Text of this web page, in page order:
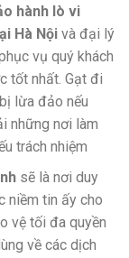
hành lò vi
Hà Nội và đại lý
vụ quý khách
tốt nhất. Gạt đi
lừa đảo nếu
những nơi làm
trách nhiệm
sẽ là nơi duy
niềm tin ấy cho
vệ tối đa quyền
về các dịch